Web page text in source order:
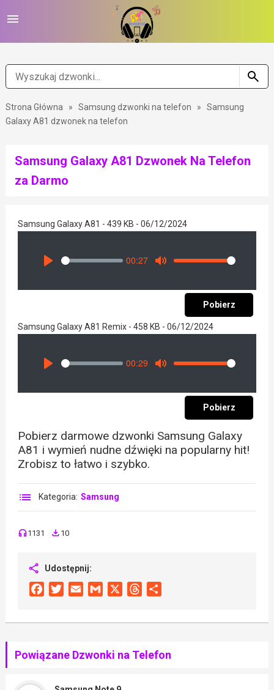
Strona Główna » Samsung dzwonki na telefon »
Samsung
Galaxy A81 dzwonek na telefon
Samsung Galaxy A81 Dzwonek Na Telefon
za Darmo
Samsung Galaxy A81 - 439 KB - 06/12/2024
Seek
00:27
Volume
Pobierz
Samsung Galaxy A81 Remix - 458 KB - 06/12/2024
Seek
00:29
Volume
Pobierz
Pobierz darmowe dzwonki Samsung Galaxy
A81 i wymień nudne dźwięki na popularny hit!
Zrobisz to łatwo i szybko.
Kategoria: Samsung
1131 10
Udostępnij:
FacebookTwitterEmail Gmail Threads
Powiązane Dzwonki na Telefon